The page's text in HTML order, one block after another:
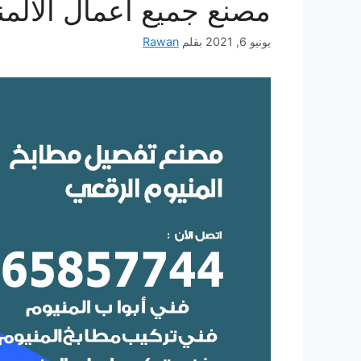
مصنع جميع أعمال
يونيو 6, 2021 بقلم Rawan